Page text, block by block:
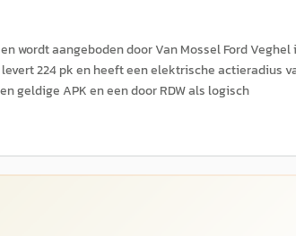
wordt aangeboden door Van Mossel Ford Veghel
224 pk en heeft een elektrische actieradius
geldige APK en een door RDW als logisch